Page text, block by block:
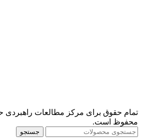
تمام حقوق برای مرکز مطالعات راهبردی
محفوظ است.
جستجو